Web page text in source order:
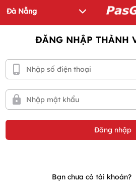
ĐĂNG NHẬP THÀNH
Bạn chưa có tài khoản?